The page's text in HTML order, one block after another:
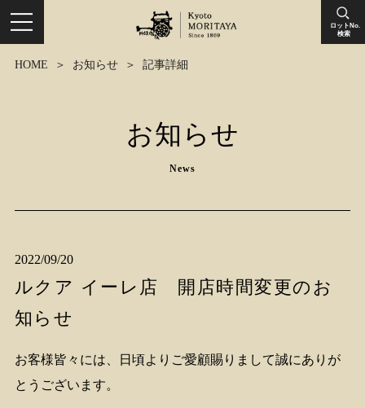
ロットNo.
検索
HOME お知らせ 記事詳細
お知らせ
News
2022/09/20
ルクア イーレ店 開店時間変更のお
知らせ
お客様皆々には、日頃よりご愛顧賜りまして誠にありが
とうございます。